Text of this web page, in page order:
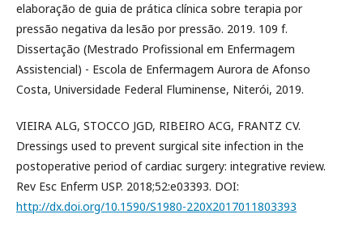
elaboração de guia de prática clínica sobre terapia por
pressão negativa da lesão por pressão. 2019. 109 f.
Dissertação (Mestrado Profissional em Enfermagem
Assistencial) - Escola de Enfermagem Aurora de Afonso
Costa, Universidade Federal Fluminense, Niterói, 2019.
VIEIRA ALG, STOCCO JGD, RIBEIRO ACG, FRANTZ CV.
Dressings used to prevent surgical site infection in the
postoperative period of cardiac surgery: integrative review.
Rev Esc Enferm USP. 2018;52:e03393. DOI:
http://dx.doi.org/10.1590/S1980-220X2017011803393